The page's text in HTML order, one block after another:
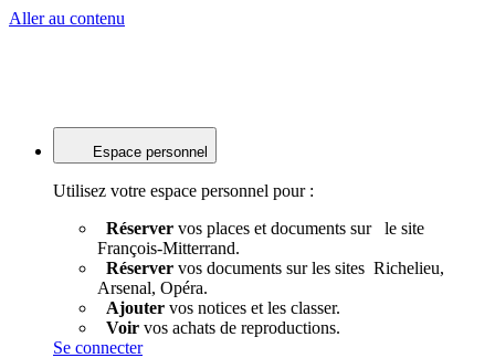
Aller au contenu
Espace personnel
Utilisez votre espace personnel pour :
Réserver vos places et documents sur le site
François-Mitterrand.
Réserver vos documents sur les sites Richelieu,
Arsenal, Opéra.
Ajouter vos notices et les classer.
Voir vos achats de reproductions.
Se connecter